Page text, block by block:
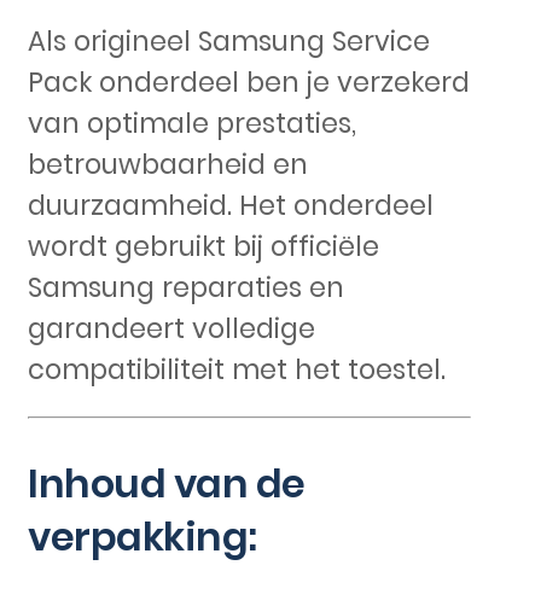
Als origineel Samsung Service
Pack onderdeel ben je verzekerd
van optimale prestaties,
betrouwbaarheid en
duurzaamheid. Het onderdeel
wordt gebruikt bij officiële
Samsung reparaties en
garandeert volledige
compatibiliteit met het toestel.
Inhoud van de
verpakking: